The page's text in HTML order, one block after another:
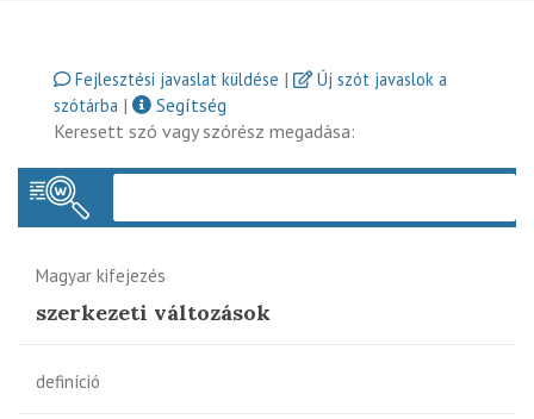
Fejlesztési javaslat küldése |
Új szót javaslok a
szótárba |
Segítség
Keresett szó vagy szórész megadása:
Magyar kifejezés
szerkezeti változások
definíció